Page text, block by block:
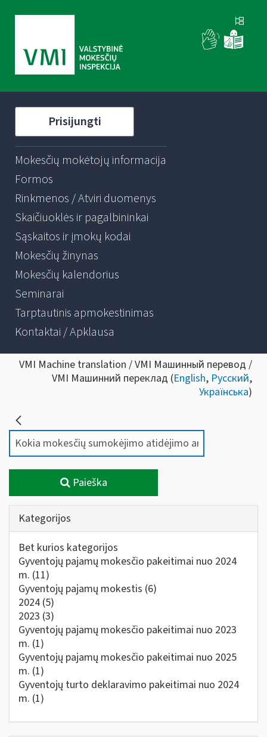
Prisijungti
Mokesčių mokėtojų informacija
Formos
Rinkmenos / Atviri duomenys
Skaičiuoklės ir pagalbininkai
Sąskaitos ir įmokų kodai
Mokesčių žinynas
Mokesčių kalendorius
Seminarai
Tarptautinis apmokestinimas
Kontaktai / Apklausa
VMI Machine translation / VMI Машинный перевод /
VMI Машинний переклад (English, Русский,
Українська)
Paieška
Kategorijos
Bet kurios kategorijos
Gyventojų pajamų mokesčio pakeitimai nuo 2024
m. (11)
Gyventojų pajamų mokestis (6)
2024 (5)
2023 (3)
Gyventojų pajamų mokesčio pakeitimai nuo 2023
m. (1)
Gyventojų pajamų mokesčio pakeitimai nuo 2025
m. (1)
Gyventojų turto deklaravimo pakeitimai nuo 2024
m. (1)